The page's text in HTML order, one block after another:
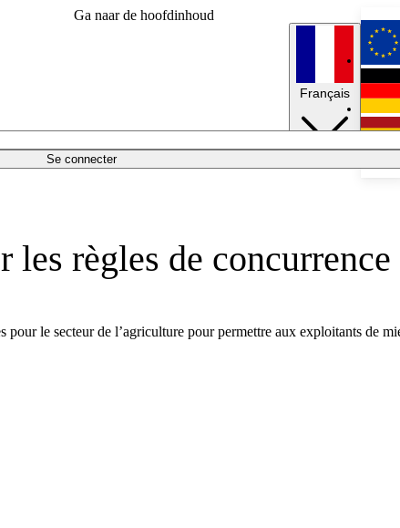
Ga naar de hoofdinhoud
Se connecter
Français
règles de
le secteur de l’agriculture pour permettre aux exploitants de